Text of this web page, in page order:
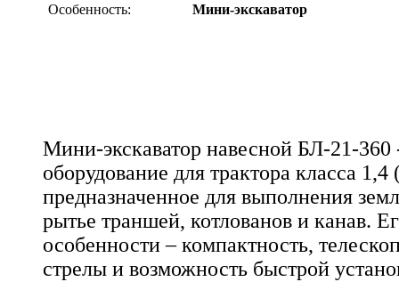
Особенность:
Мини-экскаватор
Мини-экскаватор навесной БЛ-21-360
оборудование для трактора класса
предназначенное для выполнения
рытье траншей, котлованов и канав.
особенности – компактность,
стрелы и возможность быстрой